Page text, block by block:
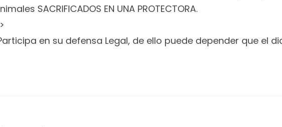
SACRIFICADOS EN UNA PROTECTORA.
en su defensa Legal, de ello puede depender que el